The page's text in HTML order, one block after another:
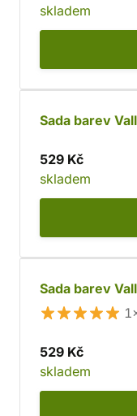
skladem
Sada barev
529 Kč
skladem
Sada barev
529 Kč
skladem